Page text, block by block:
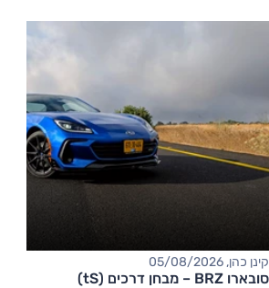
קינן כהן, 05/08/2026
סובארו BRZ – מבחן דרכים (tS)